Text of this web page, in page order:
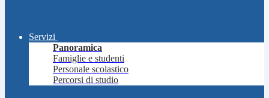
Servizi
Panoramica
Famiglie e studenti
Personale scolastico
Percorsi di studio